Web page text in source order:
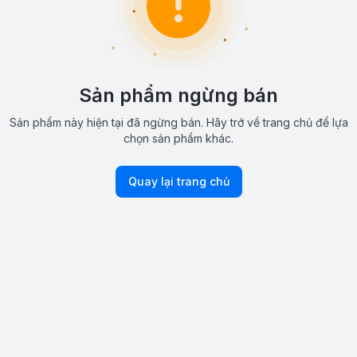
Sản phẩm ngừng bán
Sản phẩm này hiện tại đã ngừng bán. Hãy trở về trang chủ để lựa
chọn sản phẩm khác.
Quay lại trang chủ